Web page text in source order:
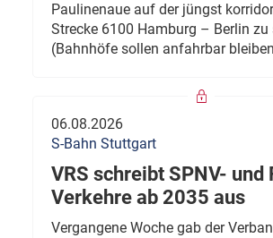
Paulinenaue auf der jüngst
Strecke 6100 Hamburg – Berlin zu
(Bahnhöfe sollen anfahrbar
06.08.2026
S-Bahn Stuttgart
VRS schreibt SPNV- und
Verkehre ab 2035 aus
Vergangene Woche gab der